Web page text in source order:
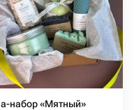
набор «Мятный»